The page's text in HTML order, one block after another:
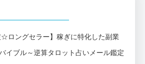
☆ロングセラー】稼ぎに特化した副業
イブル～逆算タロット占いメール鑑定